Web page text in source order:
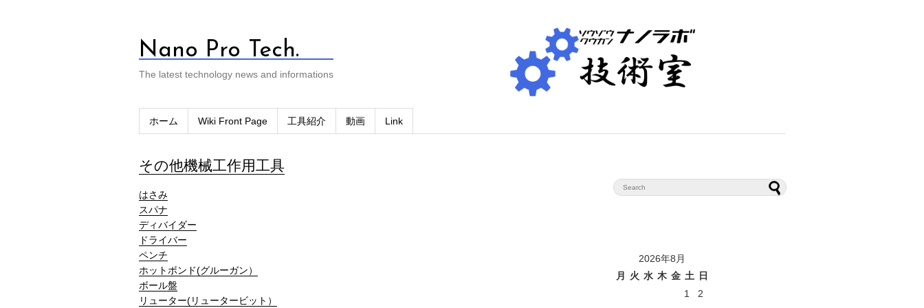
Nano Pro Tech.
The latest technology news and informations
ホーム Wiki Front Page 工具紹介 動画 Link
その他機械工作用工具
はさみ
スパナ
ディバイダー
ドライバー
ペンチ
ホットボンド(グルーガン）
ボール盤
リューター(リュータービット）
2026年8月
月
火 水 木 金 土 日
1
2